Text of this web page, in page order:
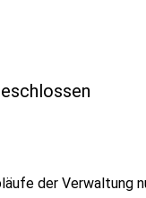
der Verwaltung